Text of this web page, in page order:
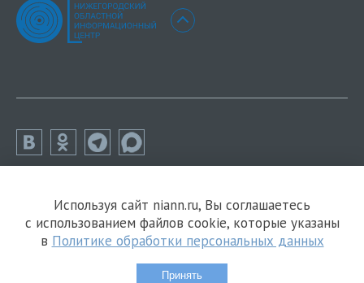
Используя сайт niann.ru, Вы соглашаетесь
с использованием файлов cookie, которые указаны
в Политике обработки персональных данных
Принять